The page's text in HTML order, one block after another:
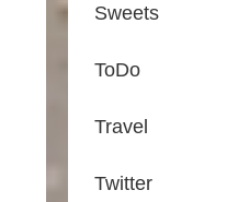
Sweets
ToDo
Travel
Twitter